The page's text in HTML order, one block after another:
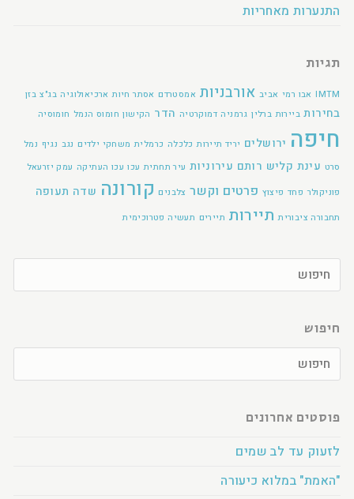
התנערות מאחריות
תגיות
IMTM אבו רמי אביב אורבניות אמסטרדם אסתר חיות ארכיאולוגיה בג"צ בזן
בחירות ביירות ברלין גרמניה דמוקרטיה הדר הקישון חומוס הנמל חומוסיה
חיפה ירושלים יריד תיירות כלכלה כרמלית משחקי ילדים נגב נגיף נמל
סרט עינת קליש רותם עירוניות עיר תחתית עכו עכו העתיקה עמק יזרעאל
פוניקולר פחד פיצוץ פרטים וקשר צלבנים קורונה שדה תעופה
תחבורה ציבורית תיירות תיירים תעשיה פטרוכימית
חיפוש
פוסטים אחרונים
לזעוק עד לב שמים
"האמת" במלוא כיעורה